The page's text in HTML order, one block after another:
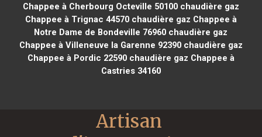
Chappee à Cherbourg Octeville 50100chaudière gaz
Chappee à Trignac 44570chaudière gaz Chappee à
Notre Dame de Bondeville 76960 chaudière gaz
Chappee à Villeneuve la Garenne 92390chaudière gaz
Chappee à Pordic 22590chaudière gaz Chappee à
Castries 34160
Artisan